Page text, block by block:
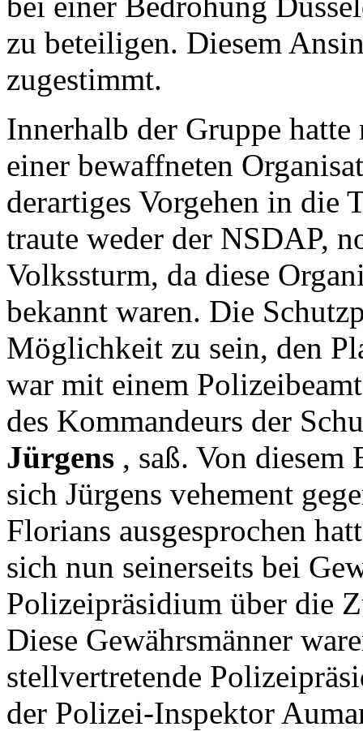
zu beteiligen. Diesem
zugestimmt.
Innerhalb der Gruppe
einer bewaffneten
derartiges Vorgehen in die
traute weder der NSDAP,
Volkssturm, da diese
bekannt waren. Die
Möglichkeit zu sein, den
war mit einem
des Kommandeurs der
Jürgens , saß. Von diesem
sich Jürgens vehement
Florians ausgesprochen
sich nun seinerseits bei
Polizeipräsidium über die
Diese Gewährsmänner
stellvertretende
der Polizei-Inspektor